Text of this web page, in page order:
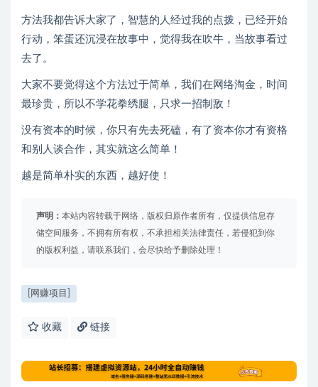
方法我都告诉大家了，智慧的人经过我的点拨，已经开始
行动，笨蛋还沉浸在故事中，觉得我在吹牛，当故事看过
去了。
大家不要觉得这个方法过于简单，我们在网络淘金，时间
最珍贵，所以不学花拳绣腿，只求一招制敌！
没有资本的时候，你只有先去死磕，有了资本你才有资格
和别人谈合作，其实就这么简单！
越是简单朴实的东西，越好使！
声明： 本站内容转载于网络，版权归原作者所有，仅提供信息存
储空间服务，不拥有所有权，不承担相关法律责任，若侵犯到你
的版权利益，请联系我们，会尽快给予删除处理！
[网赚项目]
收藏 链接